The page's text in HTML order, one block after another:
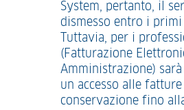
System, pertanto, il
dismesso entro i
Tuttavia, per i
(Fatturazione
Amministrazione)
un accesso alle fatture
conservazione fino